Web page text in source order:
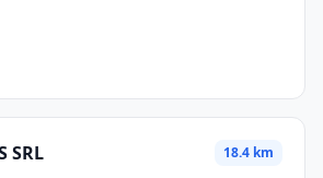
SRL 18.4 km